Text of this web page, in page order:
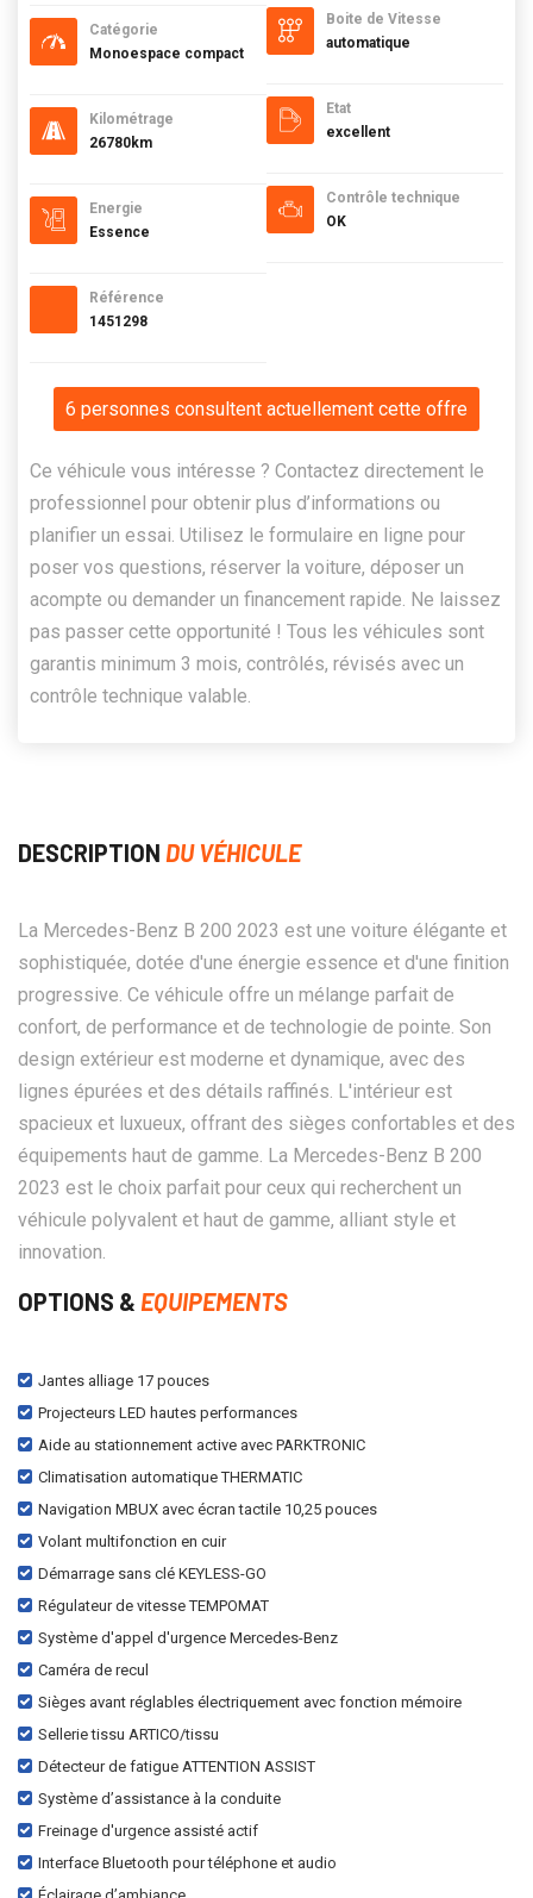
Catégorie
Monoespace compact
Kilométrage
26780km
Energie
Essence
Référence
1451298
Boite de Vitesse
automatique
Etat
excellent
Contrôle technique
OK
6 personnes consultent actuellement cette offre
Ce véhicule vous intéresse ? Contactez directement le
professionnel pour obtenir plus d’informations ou
planifier un essai. Utilisez le formulaire en ligne pour
poser vos questions, réserver la voiture, déposer un
acompte ou demander un financement rapide. Ne laissez
pas passer cette opportunité ! Tous les véhicules sont
garantis minimum 3 mois, contrôlés, révisés avec un
contrôle technique valable.
DESCRIPTION DU VÉHICULE
La Mercedes-Benz B 200 2023 est une voiture élégante et
sophistiquée, dotée d'une énergie essence et d'une finition
progressive. Ce véhicule offre un mélange parfait de
confort, de performance et de technologie de pointe. Son
design extérieur est moderne et dynamique, avec des
lignes épurées et des détails raffinés. L'intérieur est
spacieux et luxueux, offrant des sièges confortables et des
équipements haut de gamme. La Mercedes-Benz B 200
2023 est le choix parfait pour ceux qui recherchent un
véhicule polyvalent et haut de gamme, alliant style et
innovation.
OPTIONS & EQUIPEMENTS
Jantes alliage 17 pouces
Projecteurs LED hautes performances
Aide au stationnement active avec PARKTRONIC
Climatisation automatique THERMATIC
Navigation MBUX avec écran tactile 10,25 pouces
Volant multifonction en cuir
Démarrage sans clé KEYLESS-GO
Régulateur de vitesse TEMPOMAT
Système d'appel d'urgence Mercedes-Benz
Caméra de recul
Sièges avant réglables électriquement avec fonction mémoire
Sellerie tissu ARTICO/tissu
Détecteur de fatigue ATTENTION ASSIST
Système d’assistance à la conduite
Freinage d'urgence assisté actif
Interface Bluetooth pour téléphone et audio